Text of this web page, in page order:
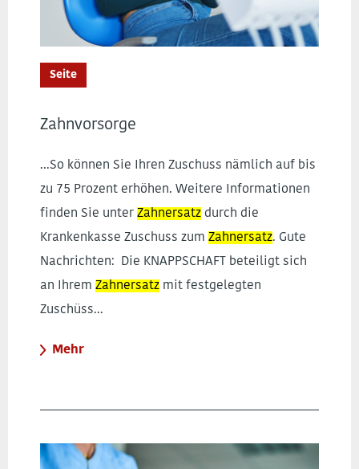
Seite
Zahnvorsorge
...So können Sie Ihren Zuschuss nämlich auf bis
zu 75 Prozent erhöhen. Weitere Informationen
finden Sie unter Zahnersatz durch die
Krankenkasse Zuschuss zum Zahnersatz. Gute
Nachrichten: Die KNAPPSCHAFT beteiligt sich
an Ihrem Zahnersatz mit festgelegten
Zuschüss...
Mehr